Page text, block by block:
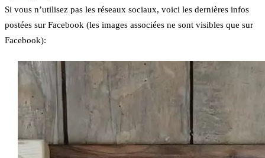
Si vous n’utilisez pas les réseaux sociaux, voici les dernières infos
postées sur Facebook (les images associées ne sont visibles que sur
Facebook):